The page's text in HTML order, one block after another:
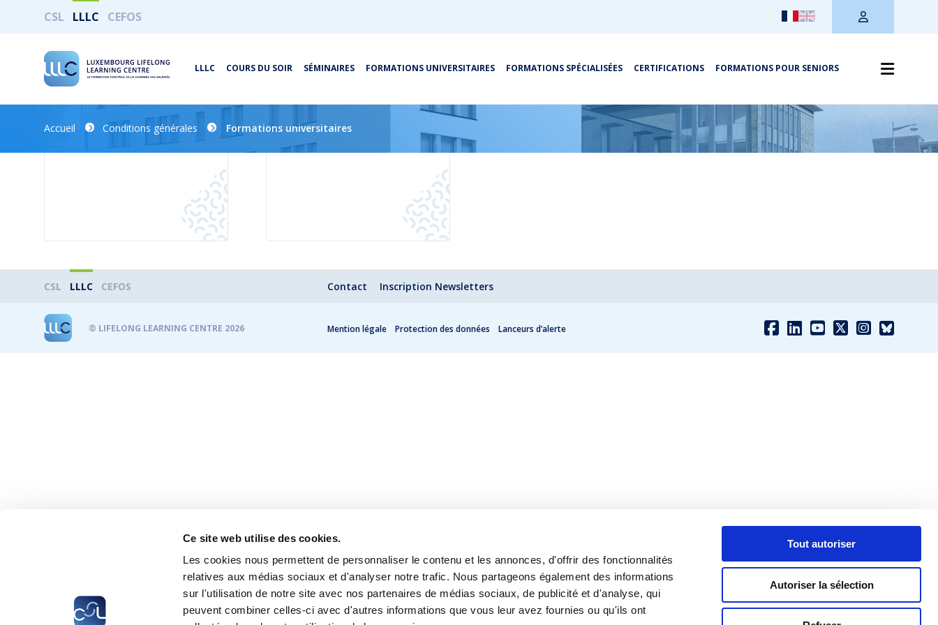
Ce site web utilise des cookies.
Les cookies nous permettent de personnaliser le contenu et les annonces, d'offrir des fonctionnalités
relatives aux médias sociaux et d'analyser notre trafic. Nous partageons également des informations
sur l'utilisation de notre site avec nos partenaires de médias sociaux, de publicité et d'analyse, qui
peuvent combiner celles-ci avec d'autres informations que vous leur avez fournies ou qu'ils ont
Tout autoriser
Autoriser la sélection
CSL LLLC CEFOS
LLLC COURS DU SOIR SÉMINAIRES FORMATIONS UNIVERSITAIRES FORMATIONS SPÉCIALISÉES CERTIFICATIONS FORMATIONS POUR SENIORS
Accueil Conditions générales Formations universitaires
Conditions générales Terms and conditions
LIRE
CSL LLLC CEFOS Contact Inscription Newsletters
® LIFELONG LEARNING CENTRE 2026 Mention légale Protection des données Lanceurs d’alerte